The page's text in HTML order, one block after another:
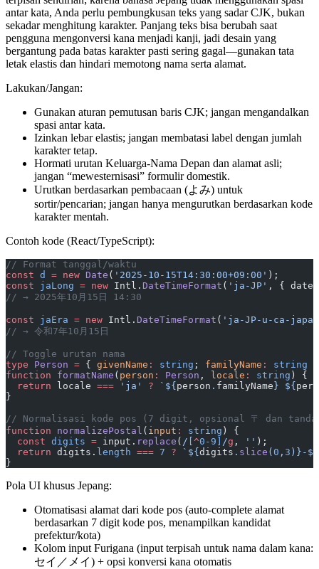
antar kata, Anda perlu pembungkusan teks yang sadar CJK, bukan
sekadar menghitung karakter. Panjang teks bisa berubah saat
pengguna mengonversi kana menjadi kanji, jadi desain yang
bergantung pada batas karakter pasti sering gagal—gunakan tata
letak elastis dan hindari memotong nama serta alamat.
Lakukan/Jangan:
Gunakan aturan pemutusan baris CJK; jangan mengandalkan
spasi antar kata.
Izinkan lebar elastis; jangan membatasi label dengan jumlah
karakter tetap.
Hormati urutan Keluarga‑Nama Depan dan alamat asli;
jangan “mewesternisasi” formulir domestik.
Urutkan berdasarkan pembacaan (よみ) untuk
sortir/pencarian; jangan hanya mengurutkan berdasarkan kode
karakter mentah.
Contoh kode (React/TypeScript):
// Format tanggal/waktu
const d = new Date ( '2025-10-15T14:30:00+09:00' );
const jaLong = new Intl. DateTimeFormat ( 'ja-JP' , {
// → 2025年10月15日 14:30
const jaEra = new Intl. DateTimeFormat ( 'ja-JP-u-ca-
// → 令和7年10月15日
// Toggle urutan nama
type Person = { givenName : string ; familyName : string
function formatName ( person : Person , locale : string ) {
  return
locale === 'ja' ? `${ person . familyName } ${
}
// Normalisasi kode pos (7 digit, opsional 〒 dan tanda
function normalizePostal ( input : string ) {
  const
digits = input. replace ( / ^0-9] /g , '' );
  return
digits. length === 7 ? `${ digits . slice ( 0 , 3 ) }-${
}
Pola UI khusus Jepang:
Otomatisasi alamat dari kode pos (auto-complete alamat
berdasarkan 7 digit kode pos, menampilkan kandidat
prefektur/kota)
Kolom input Furigana (input terpisah untuk nama dalam kana:
セイ／メイ) + opsi konversi kana otomatis